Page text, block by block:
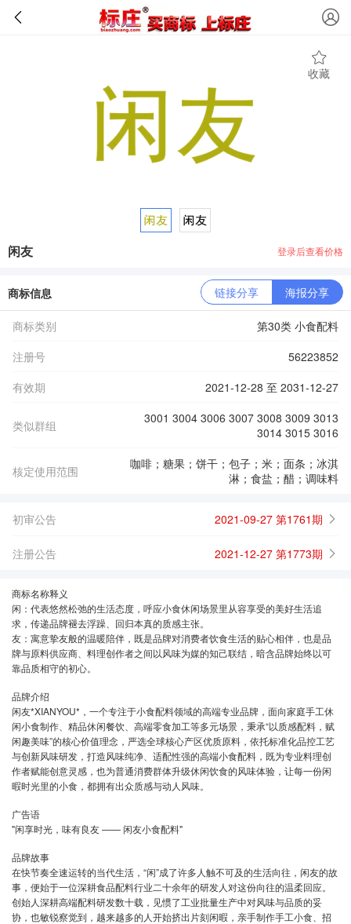
收藏
闲友 登录后查看价格
商标信息 链接分享 海报分享
商标类别
第30类 小食配料
注册号
56223852
有效期
2021-12-28 至 2031-12-27
类似群组
3001 3004 3006 3007 3008 3009 3013
3014 3015 3016
核定使用范围
咖啡；糖果；饼干；包子；米；面条；冰淇
淋；食盐；醋；调味料
初审公告 2021-09-27 第1761期
注册公告 2021-12-27 第1773期
商标名称释义
闲：代表悠然松弛的生活态度，呼应小食休闲场景里从容享受的美好生活追
求，传递品牌褪去浮躁、回归本真的质感主张。
友：寓意挚友般的温暖陪伴，既是品牌对消费者饮食生活的贴心相伴，也是品
牌与原料供应商、料理创作者之间以风味为媒的知己联结，暗含品牌始终以可
靠品质相守的初心。
品牌介绍
闲友*XIANYOU*，一个专注于小食配料领域的高端专业品牌，面向家庭手工休
闲小食制作、精品休闲餐饮、高端零食加工等多元场景，秉承“以质感配料，赋
闲趣美味”的核心价值理念，严选全球核心产区优质原料，依托标准化品控工艺
与创新风味研发，打造风味纯净、适配性强的高端小食配料，既为专业料理创
作者赋能创意灵感，也为普通消费群体升级休闲饮食的风味体验，让每一份闲
暇时光里的小食，都拥有出众质感与动人风味。
广告语
"闲享时光，味有良友 —— 闲友小食配料"
品牌故事
在快节奏全速运转的当代生活，“闲”成了许多人触不可及的生活向往，闲友的故
事，便始于一位深耕食品配料行业二十余年的研发人对这份向往的温柔回应。
创始人深耕高端配料研发数十载，见惯了工业批量生产中对风味与品质的妥
协，也敏锐察觉到，越来越多的人开始挤出片刻闲暇，亲手制作手工小食、招